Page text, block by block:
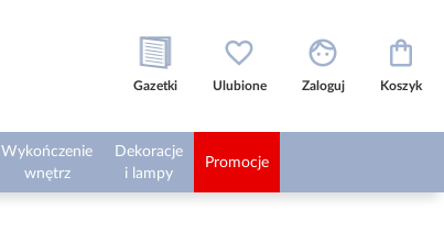
Gazetki Ulubione Zaloguj Koszyk
Wykończenie
wnętrz
Dekoracje
i lampy
Promocje